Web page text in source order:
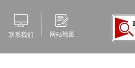
联系我们 网站地图